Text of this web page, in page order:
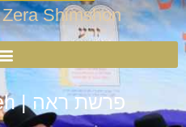
Shimshon
Parshat Re´eh | פרשת ראה